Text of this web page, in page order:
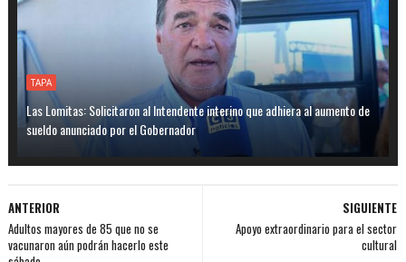
TAPA
Las Lomitas: Solicitaron al Intendente interino que adhiera al aumento de
sueldo anunciado por el Gobernador
SIGUIENTE
Apoyo extraordinario para el sector
cultural
ANTERIOR
Adultos mayores de 85 que no se
vacunaron aún podrán hacerlo este